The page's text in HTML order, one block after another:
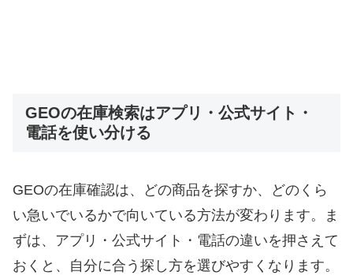
GEOの在庫検索はアプリ・公式サイト・
電話を使い分ける
GEOの在庫確認は、どの商品を探すか、どのくら
い急いでいるかで向いている方法が変わります。ま
ずは、アプリ・公式サイト・電話の違いを押さえて
おくと、自分に合う探し方を選びやすくなります。